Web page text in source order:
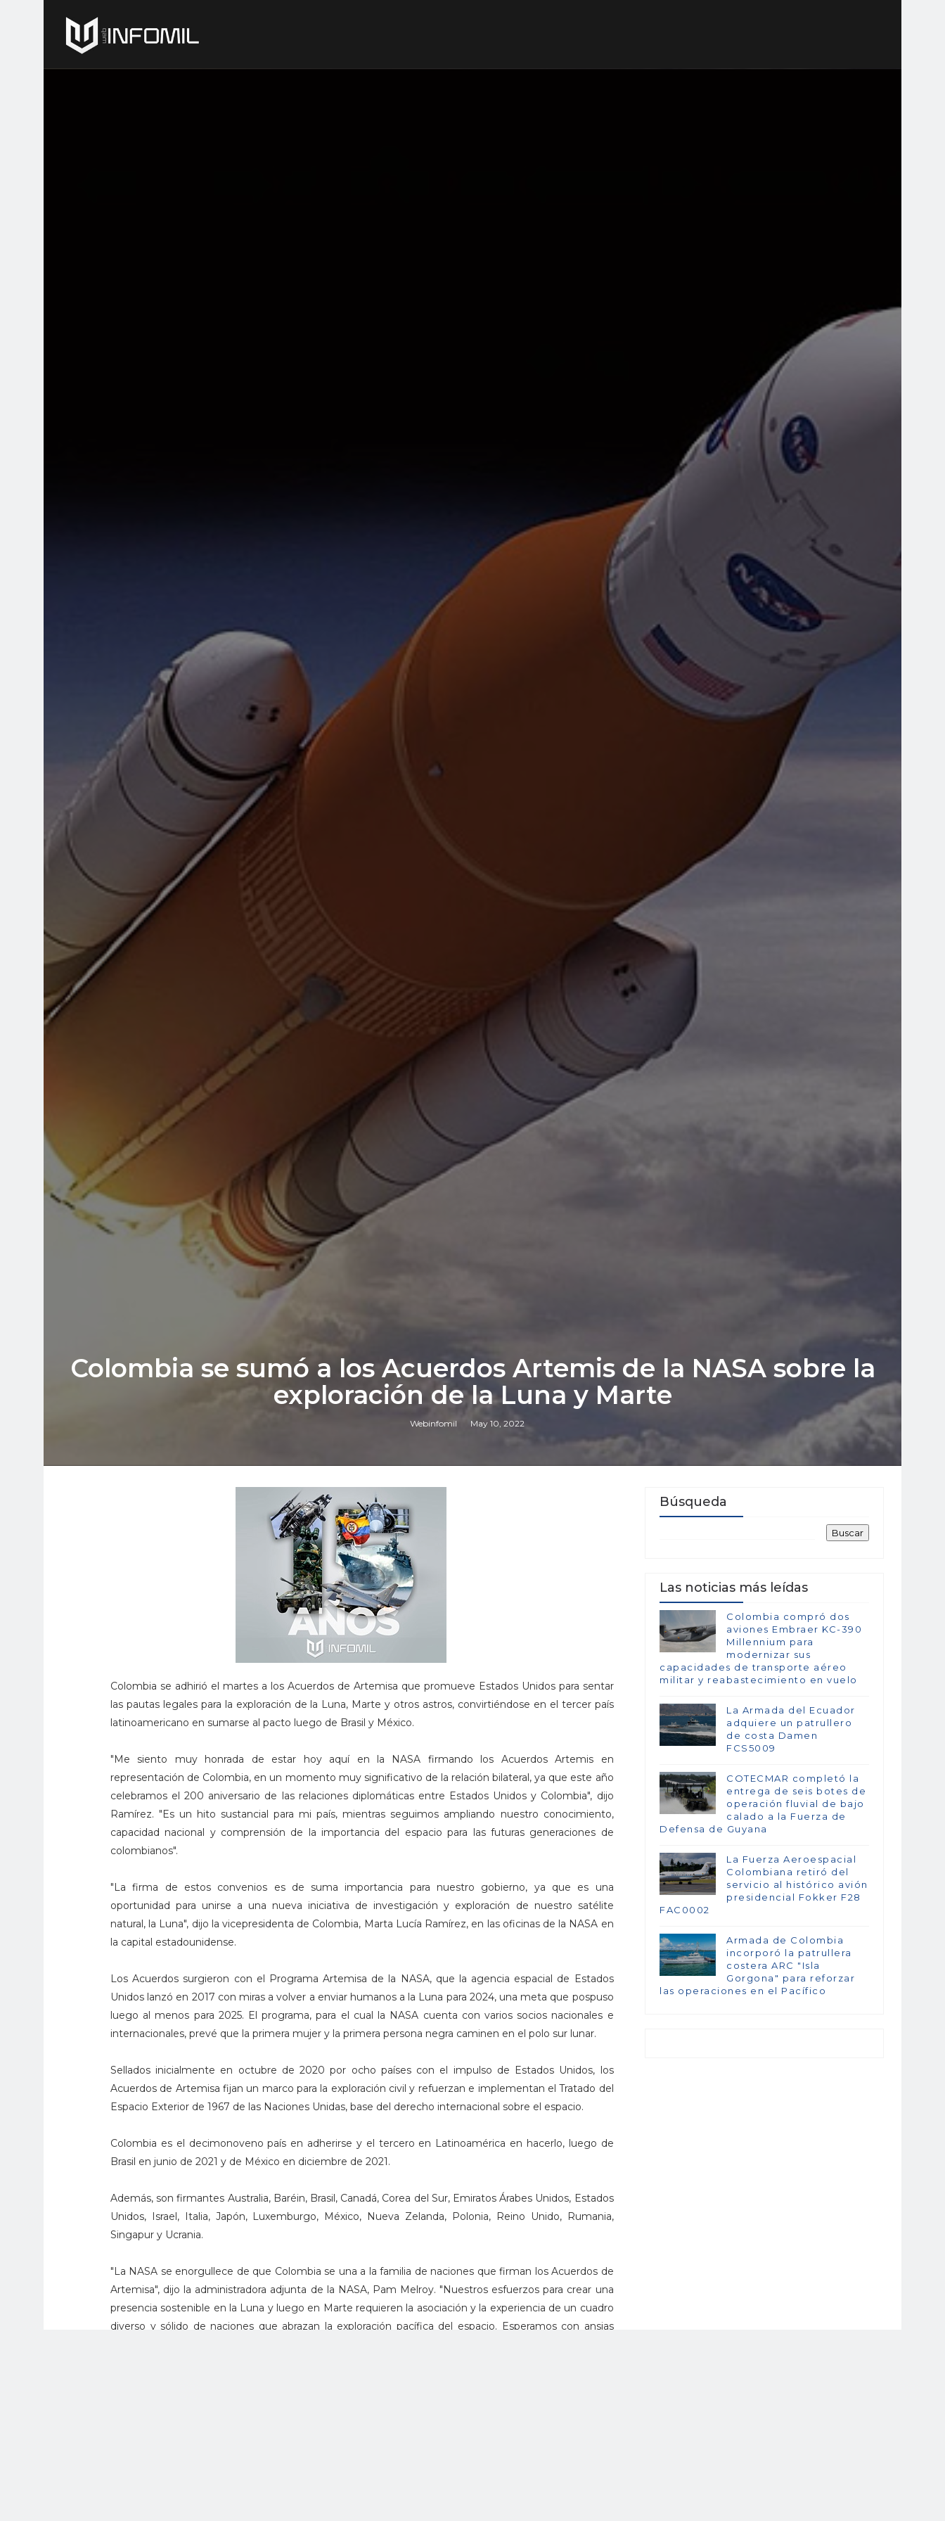
Colombia se sumó a los Acuerdos Artemis de la NASA sobre la
exploración de la Luna y Marte
Webinfomil May 10, 2022
Colombia se adhirió el martes a los Acuerdos de Artemisa que promueve Estados Unidos para sentar
las pautas legales para la exploración de la Luna, Marte y otros astros, convirtiéndose en el tercer país
latinoamericano en sumarse al pacto luego de Brasil y México.
"Me siento muy honrada de estar hoy aquí en la NASA firmando los Acuerdos Artemis en
representación de Colombia, en un momento muy significativo de la relación bilateral, ya que este año
celebramos el 200 aniversario de las relaciones diplomáticas entre Estados Unidos y Colombia", dijo
Ramírez. "Es un hito sustancial para mi país, mientras seguimos ampliando nuestro conocimiento,
capacidad nacional y comprensión de la importancia del espacio para las futuras generaciones de
colombianos".
"La firma de estos convenios es de suma importancia para nuestro gobierno, ya que es una
oportunidad para unirse a una nueva iniciativa de investigación y exploración de nuestro satélite
natural, la Luna", dijo la vicepresidenta de Colombia, Marta Lucía Ramírez, en las oficinas de la NASA en
la capital estadounidense.
Los Acuerdos surgieron con el Programa Artemisa de la NASA, que la agencia espacial de Estados
Unidos lanzó en 2017 con miras a volver a enviar humanos a la Luna para 2024, una meta que pospuso
luego al menos para 2025. El programa, para el cual la NASA cuenta con varios socios nacionales e
internacionales, prevé que la primera mujer y la primera persona negra caminen en el polo sur lunar.
Sellados inicialmente en octubre de 2020 por ocho países con el impulso de Estados Unidos, los
Acuerdos de Artemisa fijan un marco para la exploración civil y refuerzan e implementan el Tratado del
Espacio Exterior de 1967 de las Naciones Unidas, base del derecho internacional sobre el espacio.
Colombia es el decimonoveno país en adherirse y el tercero en Latinoamérica en hacerlo, luego de
Brasil en junio de 2021 y de México en diciembre de 2021.
Además, son firmantes Australia, Baréin, Brasil, Canadá, Corea del Sur, Emiratos Árabes Unidos, Estados
Unidos, Israel, Italia, Japón, Luxemburgo, México, Nueva Zelanda, Polonia, Reino Unido, Rumania,
Singapur y Ucrania.
"La NASA se enorgullece de que Colombia se una a la familia de naciones que firman los Acuerdos de
Artemisa", dijo la administradora adjunta de la NASA, Pam Melroy. "Nuestros esfuerzos para crear una
presencia sostenible en la Luna y luego en Marte requieren la asociación y la experiencia de un cuadro
diverso y sólido de naciones que abrazan la exploración pacífica del espacio. Esperamos con ansias
Búsqueda
Las noticias más leídas
Colombia compró dos
aviones Embraer KC-390
Millennium para
modernizar sus
capacidades de transporte aéreo
militar y reabastecimiento en vuelo
La Armada del Ecuador
adquiere un patrullero
de costa Damen
FCS5009
COTECMAR completó la
entrega de seis botes de
operación fluvial de bajo
calado a la Fuerza de
Defensa de Guyana
La Fuerza Aeroespacial
Colombiana retiró del
servicio al histórico avión
presidencial Fokker F28
FAC0002
Armada de Colombia
incorporó la patrullera
costera ARC "Isla
Gorgona" para reforzar
las operaciones en el Pacífico